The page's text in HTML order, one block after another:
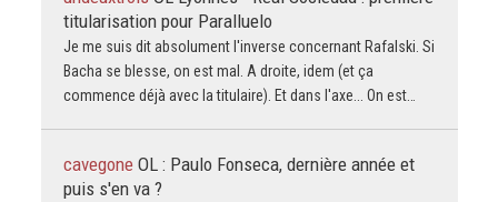
titularisation pour Paralluelo
Je me suis dit absolument l'inverse concernant Rafalski. Si
Bacha se blesse, on est mal. A droite, idem (et ça
commence déjà avec la titulaire). Et dans l'axe... On est…
cavegone OL : Paulo Fonseca, dernière année et
puis s'en va ?